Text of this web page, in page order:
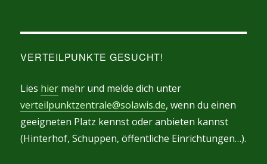
VERTEILPUNKTE GESUCHT!
Lies hier mehr und melde dich unter
verteilpunktzentrale@solawis.de, wenn du einen
geeigneten Platz kennst oder anbieten kannst
(Hinterhof, Schuppen, öffentliche Einrichtungen…).